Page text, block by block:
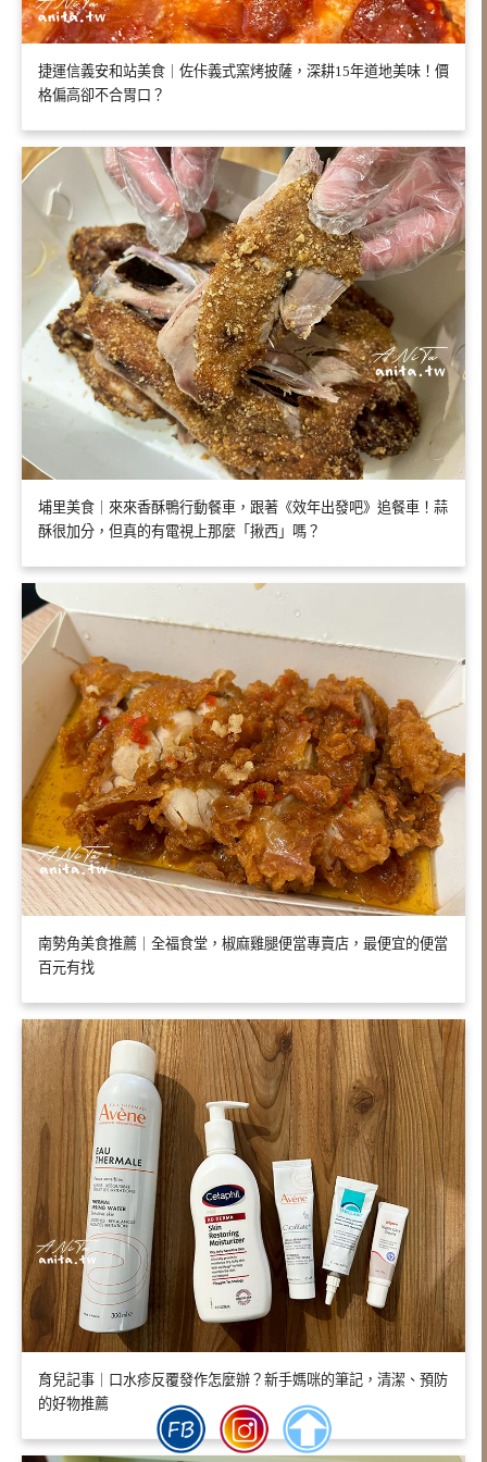
捷運信義安和站美食｜佐佧義式窯烤披薩，深耕15年道地美味！價
格偏高卻不合胃口？
埔里美食｜來來香酥鴨行動餐車，跟著《效年出發吧》追餐車！蒜
酥很加分，但真的有電視上那麼「揪西」嗎？
南勢角美食推薦｜全福食堂，椒麻雞腿便當專賣店，最便宜的便當
百元有找
育兒記事｜口水疹反覆發作怎麼辦？新手媽咪的筆記，清潔、預防
的好物推薦